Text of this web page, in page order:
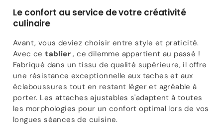
Le confort au service de votre créativité
culinaire
Avant, vous deviez choisir entre style et praticité.
Avec cetablier , ce dilemme appartient au passé !
Fabriqué dans un tissu de qualité supérieure, il offre
une résistance exceptionnelle aux taches et aux
éclaboussures tout en restant léger et agréable à
porter. Les attaches ajustables s'adaptent à toutes
les morphologies pour un confort optimal lors de vos
longues séances de cuisine.